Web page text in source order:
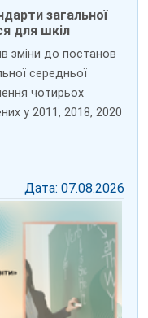
загальної
для шкіл
зміни до постанов
середньої
чотирьох
у 2011, 2018, 2020
Дата: 07.08.2026